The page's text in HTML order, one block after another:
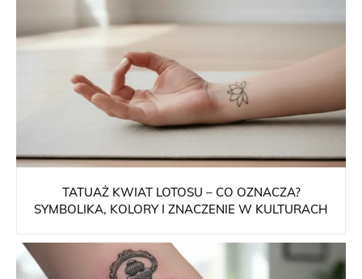
TATUAŻ KWIAT LOTOSU – CO OZNACZA?
SYMBOLIKA, KOLORY I ZNACZENIE W KULTURACH